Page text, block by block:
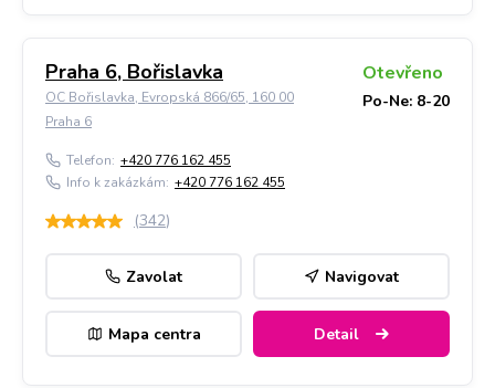
Praha 6, Bořislavka
OC Bořislavka, Evropská 866/65, 160 00
Praha 6
Otevřeno
Po-Ne: 8-20
Telefon: +420 776 162 455
Info k zakázkám: +420 776 162 455
(342)
Zavolat Navigovat
Mapa centra Detail